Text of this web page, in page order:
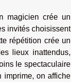
magicien crée un
invités choisissent
répétition crée un
lieux inattendus,
le spectaculaire
imprime, on affiche